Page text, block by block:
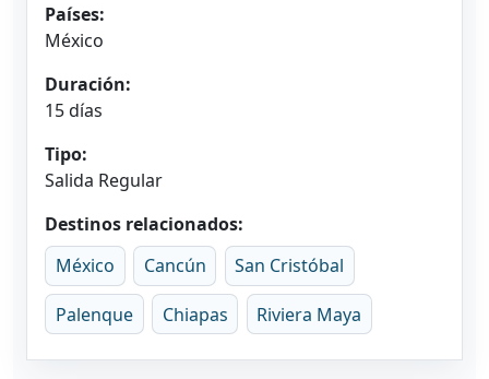
Países:
México
Duración:
15 días
Tipo:
Salida Regular
Destinos relacionados:
México
Cancún San Cristóbal
Palenque Chiapas Riviera Maya